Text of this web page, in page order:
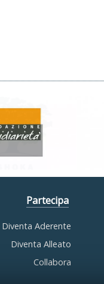
Partecipa
Diventa Aderente
Diventa Alleato
Collabora